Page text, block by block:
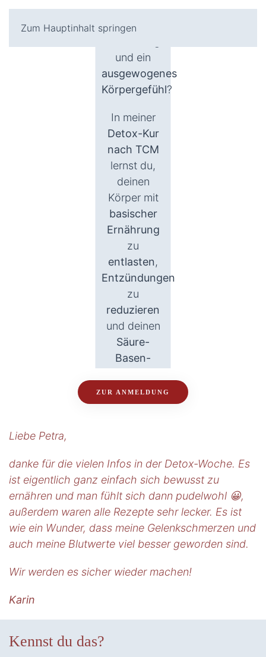
Zum Hauptinhalt springen
Energie,
einebessere
und ein
ausgewogenes
Körpergefühl?
In meiner
Detox-Kur
nach TCM
lernst du,
deinen
Körper mit
basischer
Ernährung
zu
entlasten,
Entzündungen
zu
reduzieren
und deinen
Säure-
Basen-
Gleichgewicht
zu bringen.
rundumvital
Nächster
Termin:
07. –
ZUR ANMELDUNG
Liebe Petra,
danke für die vielen Infos in der Detox-Woche. Es
ist eigentlich ganz einfach sich bewusst zu
ernähren und man fühlt sich dann pudelwohl 😀,
außerdem waren alle Rezepte sehr lecker. Es ist
wie ein Wunder, dass meine Gelenkschmerzen und
auch meine Blutwerte viel besser geworden sind.
Wir werden es sicher wieder machen!
Karin
Kennst du das?